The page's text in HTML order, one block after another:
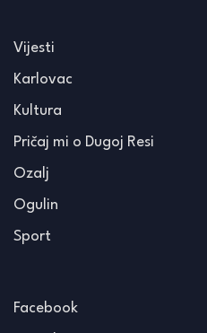
Vijesti
Karlovac
Kultura
Pričaj mi o Dugoj Resi
Ozalj
Ogulin
Sport
Facebook